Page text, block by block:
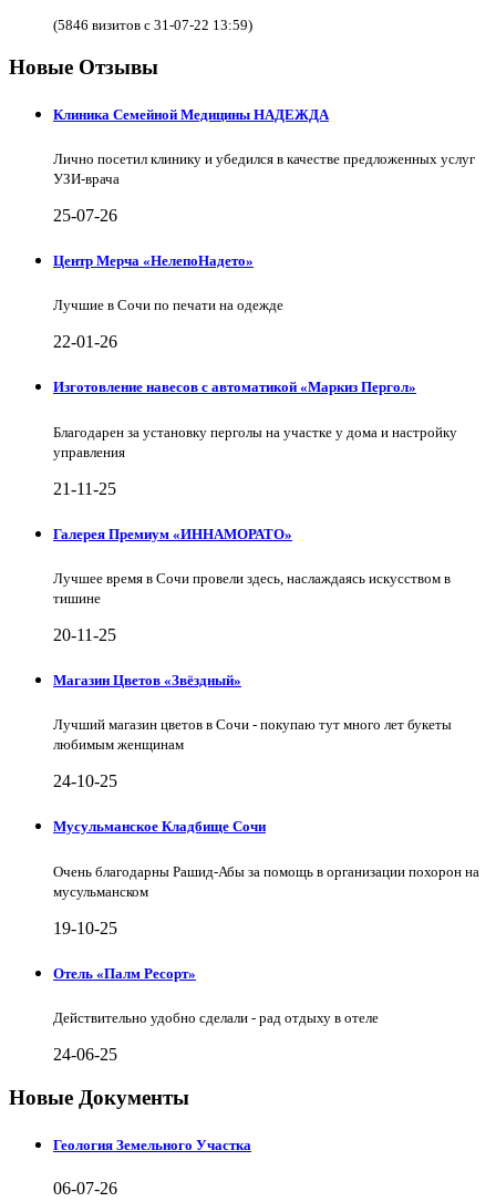
(5846 визитов с 31-07-22 13:59)
Новые Отзывы
Клиника Семейной Медицины НАДЕЖДА
Лично посетил клинику и убедился в качестве предложенных услуг
УЗИ-врача
25-07-26
Центр Мерча «НелепоНадето»
Лучшие в Сочи по печати на одежде
22-01-26
Изготовление навесов с автоматикой «Маркиз Пергол»
Благодарен за установку перголы на участке у дома и настройку
управления
21-11-25
Галерея Премиум «ИННАМОРАТО»
Лучшее время в Сочи провели здесь, наслаждаясь искусством в
тишине
20-11-25
Магазин Цветов «Звёздный»
Лучший магазин цветов в Сочи - покупаю тут много лет букеты
любимым женщинам
24-10-25
Мусульманское Кладбище Сочи
Очень благодарны Рашид-Абы за помощь в организации похорон на
мусульманском
19-10-25
Отель «Палм Ресорт»
Действительно удобно сделали - рад отдыху в отеле
24-06-25
Новые Документы
Геология Земельного Участка
06-07-26